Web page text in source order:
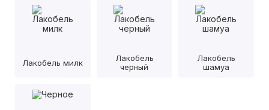
Лакобель милк
Лакобель
черный
Лакобель
шамуа